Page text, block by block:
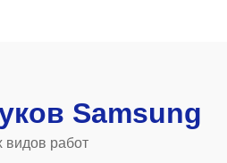
Samsung
видов работ